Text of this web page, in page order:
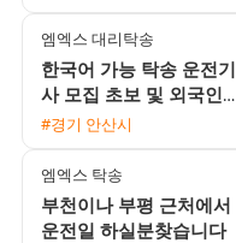
엠엑스 대리탁송
한국어 가능 탁송 운전기
사 모집 초보 및 외국인
환영
#경기 안산시
엠엑스 탁송
부천이나 부평 근처에서
운전일 하실분찾습니다